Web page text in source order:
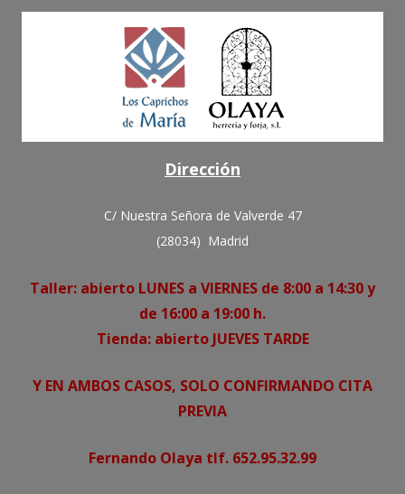
Dirección
C/ Nuestra Señora de Valverde 47
(28034) Madrid
Taller: abierto LUNES a VIERNES de 8:00 a 14:30 y
de 16:00 a 19:00 h.
Tienda: abierto JUEVES TARDE
Y EN AMBOS CASOS, SOLO CONFIRMANDO CITA
PREVIA
Fernando Olaya tlf. 652.95.32.99